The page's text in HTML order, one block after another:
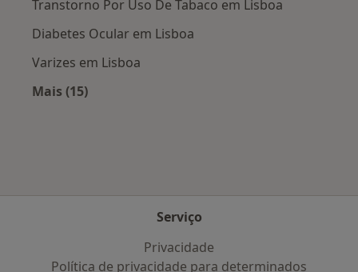
Transtorno Por Uso De Tabaco em Lisboa
Diabetes Ocular em Lisboa
Varizes em Lisboa
Mais (15)
Serviço
Privacidade
Política de privacidade para determinados